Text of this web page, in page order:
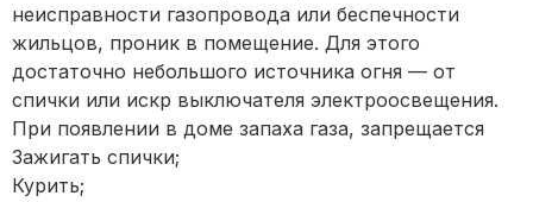
неисправности газопровода или беспечности
жильцов, проник в помещение. Для этого
достаточно небольшого источника огня — от
спички или искр выключателя электроосвещения.
При появлении в доме запаха газа, запрещается
Зажигать спички;
Курить;